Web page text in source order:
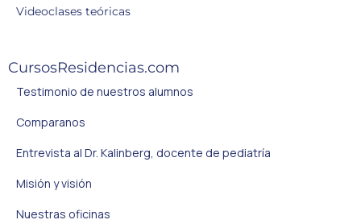
Videoclases teóricas
CursosResidencias.com
Testimonio de nuestros alumnos
Comparanos
Entrevista al Dr. Kalinberg, docente de pediatría
Misión y visión
Nuestras oficinas